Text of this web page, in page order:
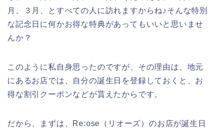
月、３月、とすべての人に訪れますからね♪そんな特別
な記念日に何かお得な特典があってもいいと思いませ
んか？
このように私自身思ったのですが、その理由は、地元
にあるお店では、自分の誕生日を登録しておくと、お
得な割引クーポンなどが貰えたからです。
だから、まずは、Re:ose（リオーズ）のお店が誕生日